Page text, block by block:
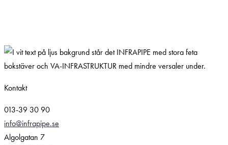
Kontakt
013-39 30 90
info@infrapipe.se
Algolgatan 7